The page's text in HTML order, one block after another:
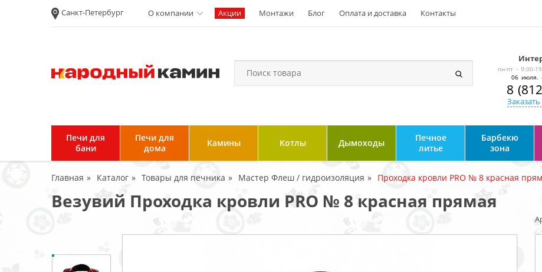
Санкт-Петербург О компании
обработку
персональных
данных
Условия продажи и
возврата товара
Пользовательское
соглашение
Акции Монтажи Блог Оплата и доставка Контакты
пн-пт - 9:00-
06 июля.
8
Печи для
бани
Печи для
дома
Камины Котлы Дымоходы
Печное
литье
Барбекю
зона
Главная Каталог Товары для печника Мастер Флеш / гидроизоляция Проходка кровли PRO № 8 красная
Везувий Проходка кровли PRO № 8 красная прямая